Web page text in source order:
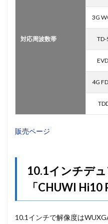
対応周波数帯
3G
TD-
4G
販売ページ
10.1インチデ
「CHUWI
10.1インチで解像度は